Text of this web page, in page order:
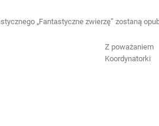
„Fantastyczne zwierzę” zostaną
Z poważaniem
Koordynatorki